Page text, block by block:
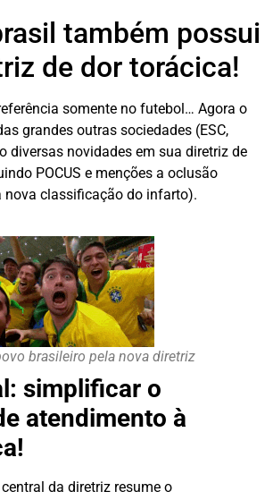
também possui
de dor torácica!
somente no futebol… Agora o
grandes outras sociedades (ESC,
diversas novidades em sua diretriz de
POCUS e menções a oclusão
nova classificação do infarto).
brasileiro pela nova diretriz
simplificar o
atendimento à
da diretriz resume o